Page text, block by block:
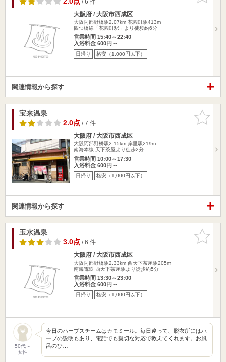
大阪府 / 大阪市西成区
大阪阿部野橋駅2.07km 花園町駅413m
四つ橋線「花園町駅」より徒歩約6分
営業時間 15:40～22:40
入浴料金 600円～
日帰り 格安（1,000円以下）
関連情報から探す
お気に入
りに追加
宝来温泉
2.0点/ 7 件
大阪府 / 大阪市西成区
大阪阿部野橋駅2.15km 岸里駅219m
南海本線 天下茶屋より徒歩2分
営業時間 10:00～17:30
入浴料金 600円～
日帰り 格安（1,000円以下）
関連情報から探す
お気に入
りに追加
玉水温泉
3.0点/ 6 件
大阪府 / 大阪市西成区
大阪阿部野橋駅2.33km 西天下茶屋駅205m
南海電鉄 西天下茶屋駅より徒歩約5分
営業時間 13:30～23:00
入浴料金 600円～
日帰り 格安（1,000円以下）
50代～
女性
今日のハーブスチームはカモミール。毎日違って、脱衣所にはハ
ーブの説明もあり、電話でも親切な対応で教えてくれます。お風
呂のひ…